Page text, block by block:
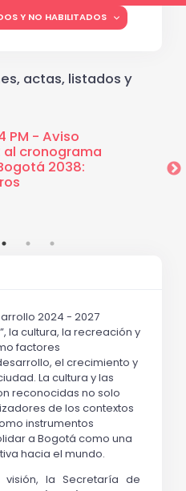
Y NO HABILITADOS
actas, listados y
PM - Aviso
al cronograma
2038:
2024 - 2027
la cultura, la recreación y
factores
el crecimiento y
La cultura y las
reconocidas no solo
de los contextos
instrumentos
a Bogotá como una
hacia el mundo.
la Secretaría de